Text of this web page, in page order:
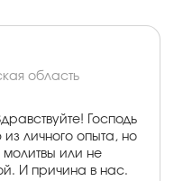
область
Господь
личного опыта, но
или не
И причина в нас.